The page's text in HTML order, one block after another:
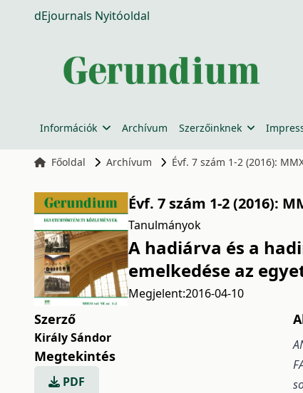
dEjournals Nyitóoldal
Információk Archívum Szerzőinknek
Főoldal Archívum Évf. 7 szám 1-2 (2016):
Évf. 7 szám 1-2 (2016):
Tanulmányok
A hadiárva és a
emelkedése az
Megjelent:2016-04-10
Szerző
Király Sándor
Megtekintés
PDF